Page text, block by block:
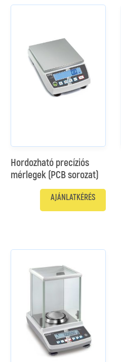
Hordozható precíziós
mérlegek (PCB sorozat)
AJÁNLATKÉRÉS